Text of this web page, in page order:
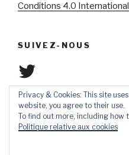
Conditions 4.0 International
SUIVEZ-NOUS
Twitter
Privacy & Cookies: This site
website, you agree to their use.
To find out more, including how
Politique relative aux cookies